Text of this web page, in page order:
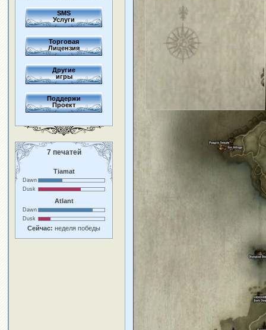
SMS
Услуги
Торговая
Лицензия
Другие
игры
Поддержи
Проект
7 печатей
Tiamat
Dawn
Dusk
Atlant
Dawn
Dusk
Сейчас: неделя победы